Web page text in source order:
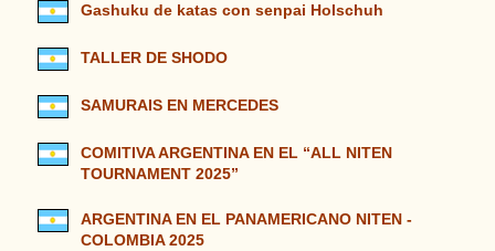
Gashuku de katas con senpai Holschuh
TALLER DE SHODO
SAMURAIS EN MERCEDES
COMITIVA ARGENTINA EN EL “ALL NITEN
TOURNAMENT 2025”
ARGENTINA EN EL PANAMERICANO NITEN -
COLOMBIA 2025